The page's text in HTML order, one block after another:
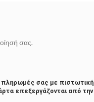
σας.
πληρωμές σας με πιστωτική
επεξεργάζονται από την